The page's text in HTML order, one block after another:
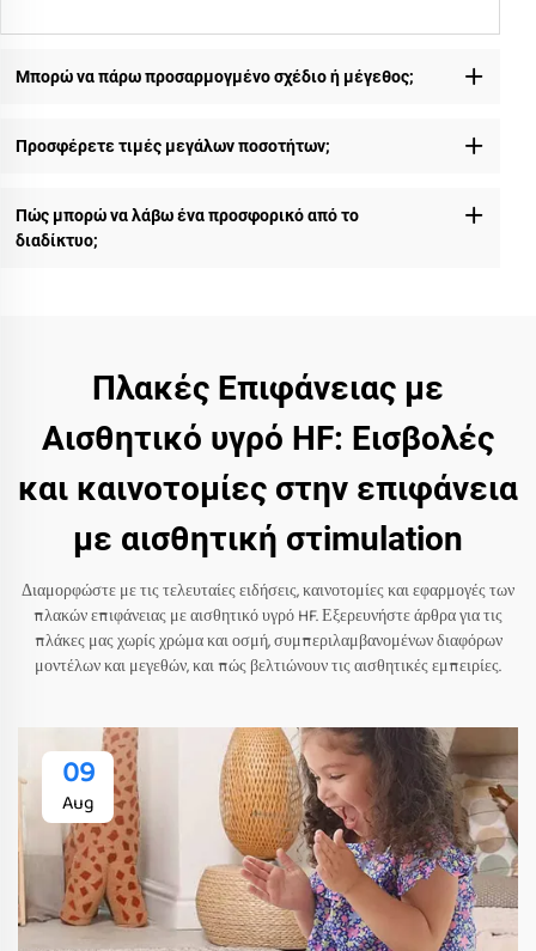
Μπορώ να πάρω προσαρμογμένο σχέδιο ή μέγεθος;
Προσφέρετε τιμές μεγάλων ποσοτήτων;
Πώς μπορώ να λάβω ένα προσφορικό από το
διαδίκτυο;
Πλακές Επιφάνειας με
Αισθητικό υγρό HF: Εισβολές
και καινοτομίες στην επιφάνεια
με αισθητική στimulation
Διαμορφώστε με τις τελευταίες ειδήσεις, καινοτομίες και εφαρμογές των
πλακών επιφάνειας με αισθητικό υγρό HF. Εξερευνήστε άρθρα για τις
πλάκες μας χωρίς χρώμα και οσμή, συμπεριλαμβανομένων διαφόρων
μοντέλων και μεγεθών, και πώς βελτιώνουν τις αισθητικές εμπειρίες.
09
Aug